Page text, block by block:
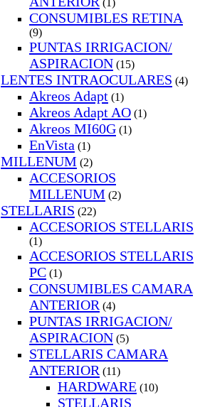
(1)
CONSUMIBLES RETINA
(9)
PUNTAS IRRIGACION/
ASPIRACION (15)
LENTES INTRAOCULARES (4)
Akreos Adapt (1)
Akreos Adapt AO (1)
Akreos MI60G (1)
EnVista (1)
MILLENUM (2)
ACCESORIOS
MILLENUM (2)
STELLARIS (22)
ACCESORIOS STELLARIS
(1)
ACCESORIOS STELLARIS
PC (1)
CONSUMIBLES CAMARA
ANTERIOR (4)
PUNTAS IRRIGACION/
ASPIRACION (5)
STELLARIS CAMARA
ANTERIOR (11)
HARDWARE (10)
STELLARIS